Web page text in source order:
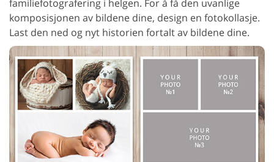
familiefotografering i helgen. For å få den uvanlige
komposisjonen av bildene dine, design en fotokollasje.
Last den ned og nyt historien fortalt av bildene dine.